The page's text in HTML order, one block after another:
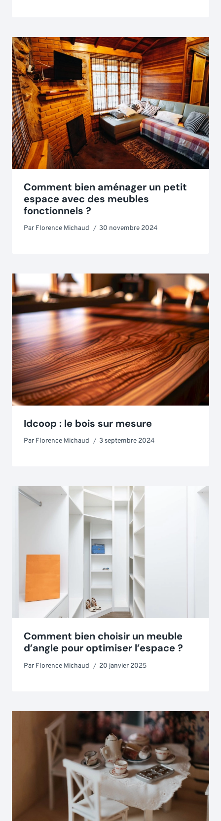
Comment bien aménager un petit
espace avec des meubles
fonctionnels ?
Par Florence Michaud 30 novembre 2024
Idcoop : le bois sur mesure
Par Florence Michaud 3 septembre 2024
Comment bien choisir un meuble
d’angle pour optimiser l’espace ?
Par Florence Michaud 20 janvier 2025